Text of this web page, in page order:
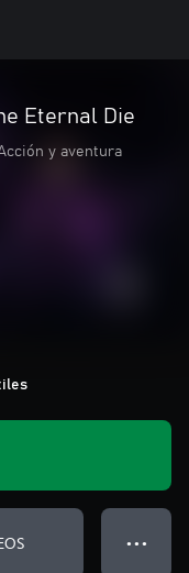
Eternal Die
y aventura
● ● ●